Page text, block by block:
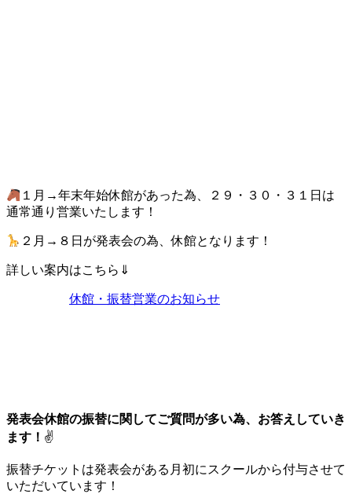
１月→年末年始休館があった為、２９・３０・３１日は
通常通り営業いたします！
２月→８日が発表会の為、休館となります！
詳しい案内はこちら⇓
休館・振替営業のお知らせ
発表会休館の振替に関してご質問が多い為、お答えしていき
ます！ ✌
振替チケットは発表会がある月初にスクールから付与させて
いただいています！